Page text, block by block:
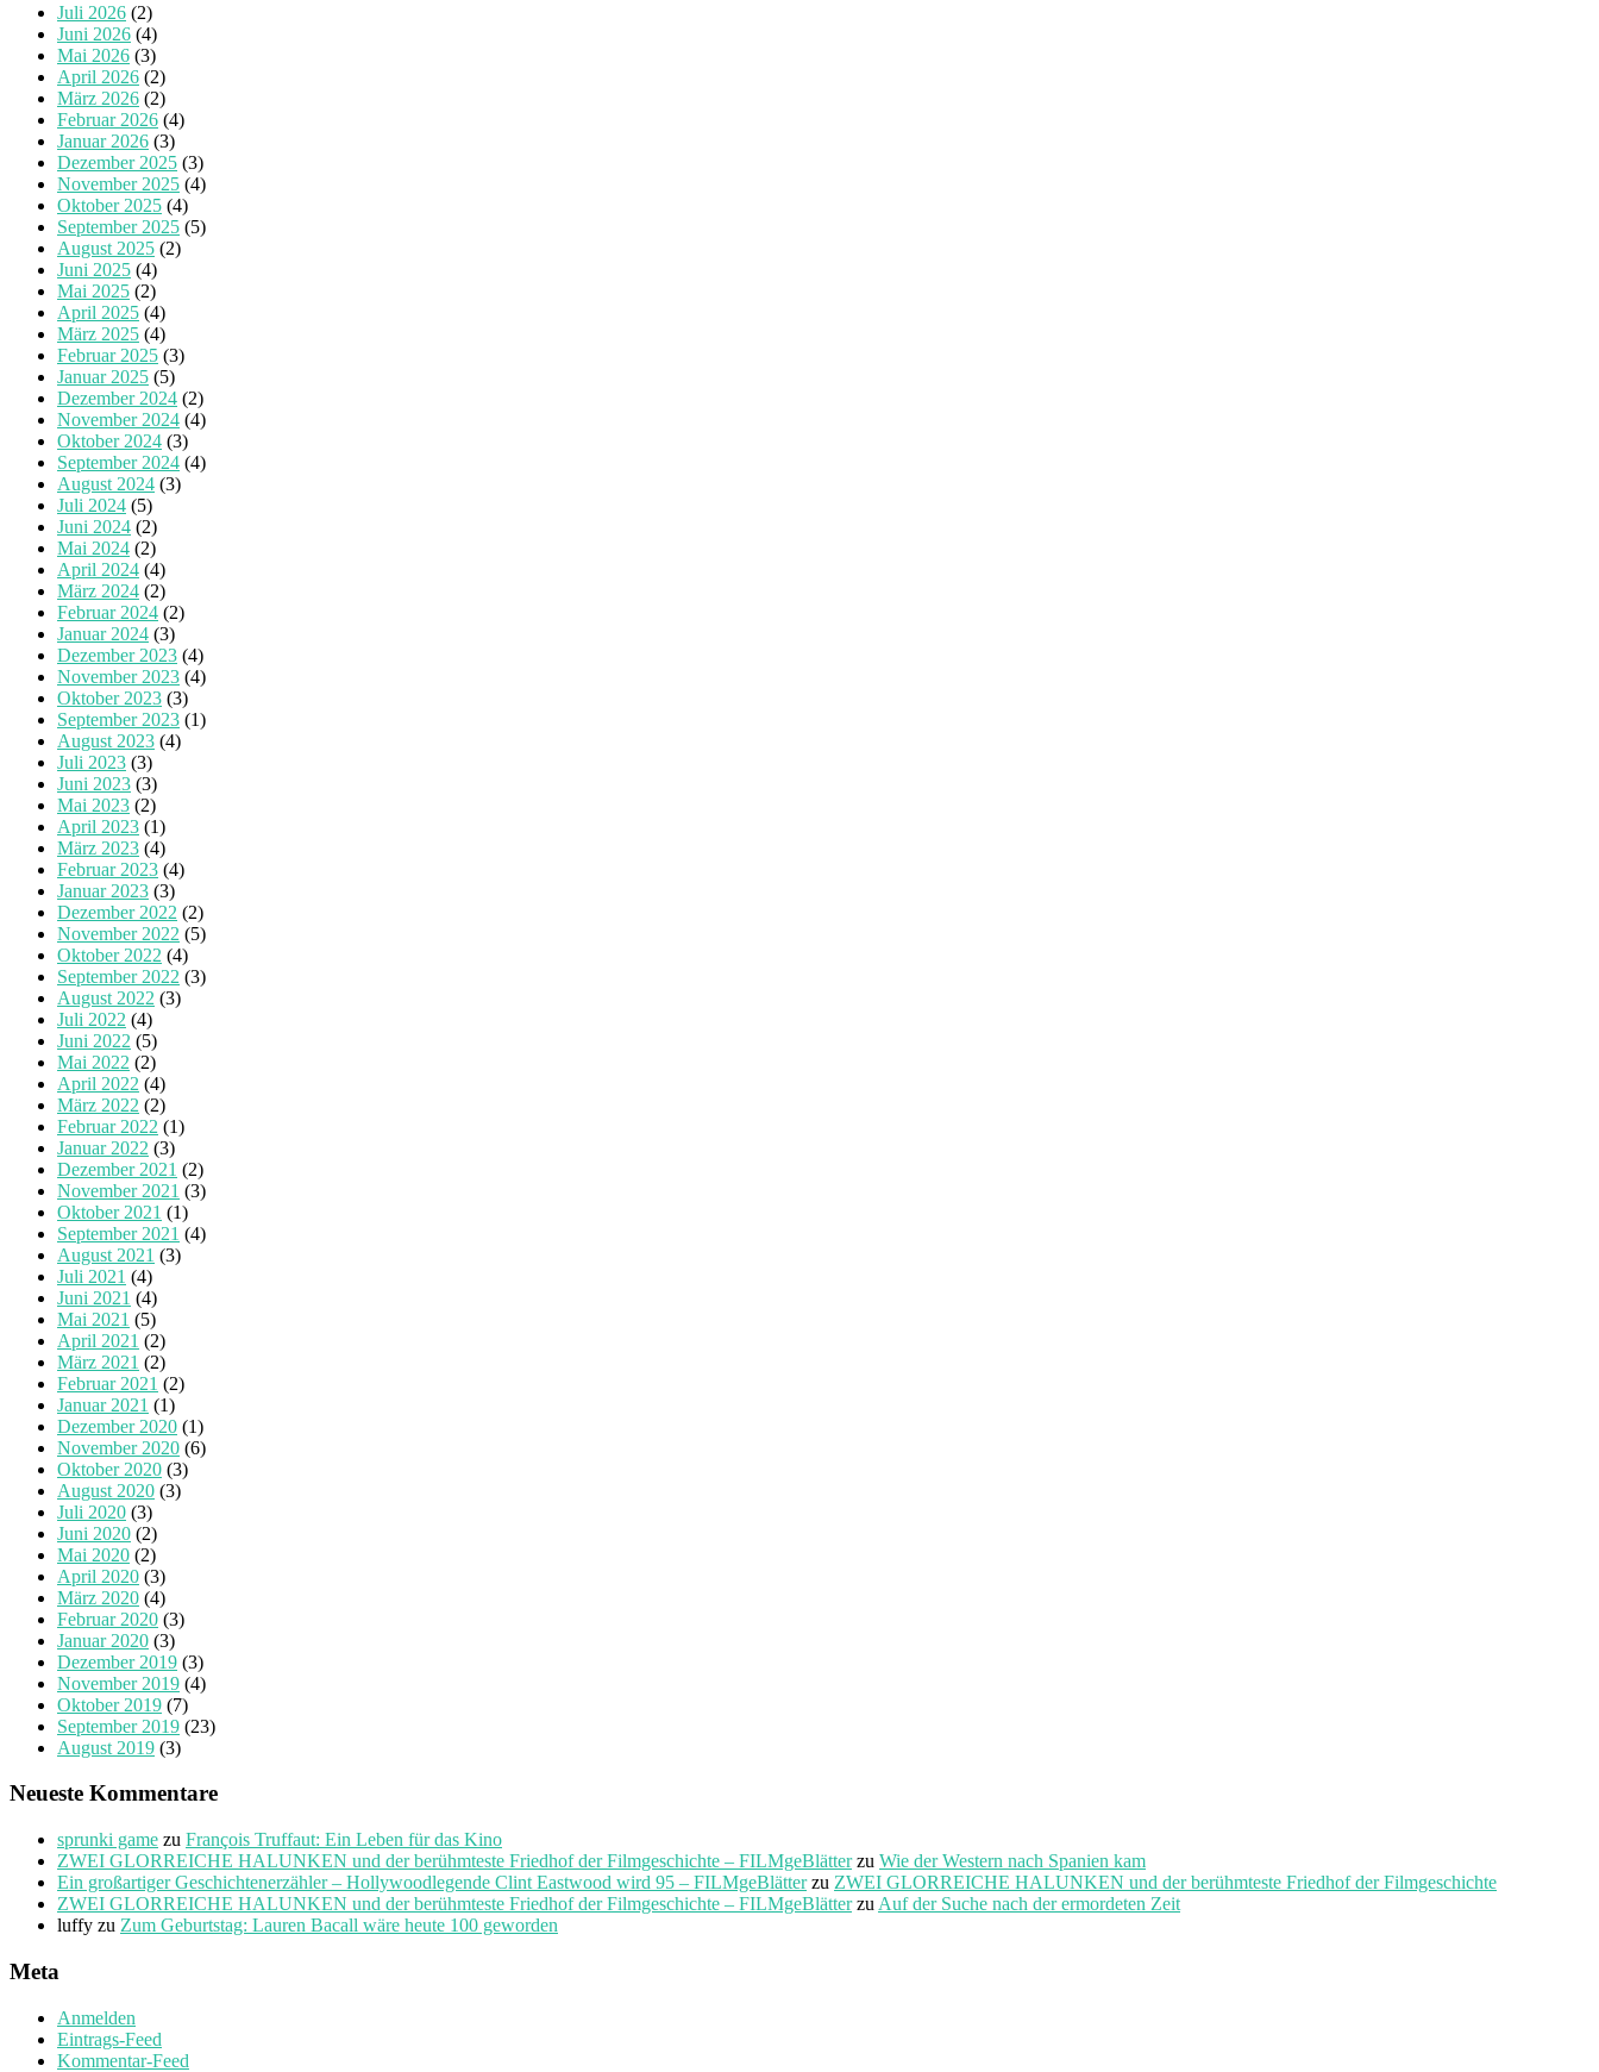
Juli 2026 (2)
Juni 2026 (4)
Mai 2026 (3)
April 2026 (2)
März 2026 (2)
Februar 2026 (4)
Januar 2026 (3)
Dezember 2025 (3)
November 2025 (4)
Oktober 2025 (4)
September 2025 (5)
August 2025 (2)
Juni 2025 (4)
Mai 2025 (2)
April 2025 (4)
März 2025 (4)
Februar 2025 (3)
Januar 2025 (5)
Dezember 2024 (2)
November 2024 (4)
Oktober 2024 (3)
September 2024 (4)
August 2024 (3)
Juli 2024 (5)
Juni 2024 (2)
Mai 2024 (2)
April 2024 (4)
März 2024 (2)
Februar 2024 (2)
Januar 2024 (3)
Dezember 2023 (4)
November 2023 (4)
Oktober 2023 (3)
September 2023 (1)
August 2023 (4)
Juli 2023 (3)
Juni 2023 (3)
Mai 2023 (2)
April 2023 (1)
März 2023 (4)
Februar 2023 (4)
Januar 2023 (3)
Dezember 2022 (2)
November 2022 (5)
Oktober 2022 (4)
September 2022 (3)
August 2022 (3)
Juli 2022 (4)
Juni 2022 (5)
Mai 2022 (2)
April 2022 (4)
März 2022 (2)
Februar 2022 (1)
Januar 2022 (3)
Dezember 2021 (2)
November 2021 (3)
Oktober 2021 (1)
September 2021 (4)
August 2021 (3)
Juli 2021 (4)
Juni 2021 (4)
Mai 2021 (5)
April 2021 (2)
März 2021 (2)
Februar 2021 (2)
Januar 2021 (1)
Dezember 2020 (1)
November 2020 (6)
Oktober 2020 (3)
August 2020 (3)
Juli 2020 (3)
Juni 2020 (2)
Mai 2020 (2)
April 2020 (3)
März 2020 (4)
Februar 2020 (3)
Januar 2020 (3)
Dezember 2019 (3)
November 2019 (4)
Oktober 2019 (7)
September 2019 (23)
August 2019 (3)
Neueste Kommentare
sprunki game zu François Truffaut: Ein Leben für das Kino
ZWEI GLORREICHE HALUNKEN und der berühmteste Friedhof der Filmgeschichte – FILMgeBlätterzu Wie der Western nach Spanien kam
Ein großartiger Geschichtenerzähler – Hollywoodlegende Clint Eastwood wird 95 – FILMgeBlätterzu ZWEI GLORREICHE HALUNKEN und der berühmteste Friedhof der Filmgeschichte
ZWEI GLORREICHE HALUNKEN und der berühmteste Friedhof der Filmgeschichte – FILMgeBlätterzu Auf der Suche nach der ermordeten Zeit
luffy zu Zum Geburtstag: Lauren Bacall wäre heute 100 geworden
Meta
Anmelden
Eintrags-Feed
Kommentar-Feed